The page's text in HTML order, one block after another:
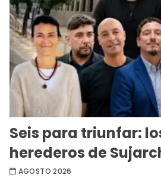
Seis para triunfar:
herederos de
AGOSTO 2026